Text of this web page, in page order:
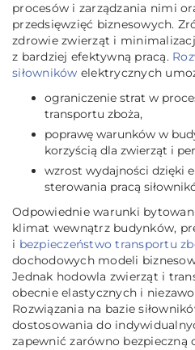
procesów i zarządzania nimi
przedsięwzięć biznesowych.
zdrowie zwierząt i
z bardziej efektywną pracą.
siłowników elektrycznych
ograniczenie strat w
transportu zboża,
poprawę warunków w
korzyścią dla zwierząt i
wzrost wydajności dzięki
sterowania pracą
Odpowiednie warunki
klimat wewnątrz budynków,
i bezpieczeństwo transportu
dochodowych modeli
Jednak hodowla zwierząt i
obecnie elastycznych i
Rozwiązania na bazie
dostosowania do
zapewnić zarówno bezpieczną